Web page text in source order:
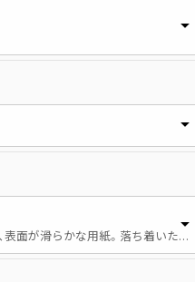
非印刷部分の光沢が抑えてあり、表面が滑らかな用紙。落ち着いた印象を持たせたい印刷物向きです。